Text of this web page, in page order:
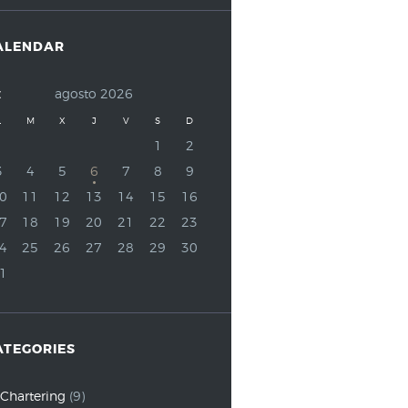
agosto 2026
M X J V S D
2
4 5 6 7 8
9
12 13 14 15
16
18 19 20 21 22
23
25 26 27 28 29
30
Chartering (9)